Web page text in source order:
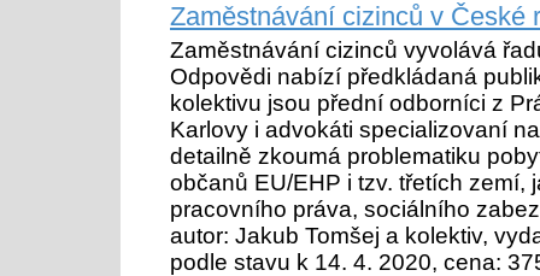
Zaměstnávání cizinců v České
Zaměstnávání cizinců vyvolává
Odpovědi nabízí předkládaná
kolektivu jsou přední odborníci z
Karlovy i advokáti specializovaní
detailně zkoumá problematiku
občanů EU/EHP i tzv. třetích zemí,
pracovního práva, sociálního
autor: Jakub Tomšej a kolektiv,
podle stavu k 14. 4. 2020, cena: